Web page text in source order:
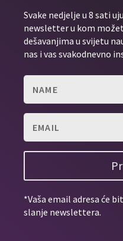
Svake nedjelje u 8 sati
newsletter u kom
dešavanjima u svijetu
nas i vas svakodnevno
*Vaša email adresa će
slanje newslettera.